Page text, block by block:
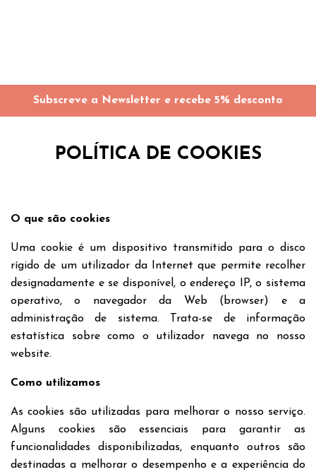
Subscreve a Newsletter e recebe 5% desconto
POLÍTICA DE COOKIES
O que são cookies
Uma cookie é um dispositivo transmitido para o disco
rígido de um utilizador da Internet que permite recolher
designadamente e se disponível, o endereço IP, o sistema
operativo, o navegador da Web (browser) e a
administração de sistema. Trata-se de informação
estatística sobre como o utilizador navega no nosso
website.
Como utilizamos
As cookies são utilizadas para melhorar o nosso serviço.
Alguns cookies são essenciais para garantir as
funcionalidades disponibilizadas, enquanto outros são
destinadas a melhorar o desempenho e a experiência do